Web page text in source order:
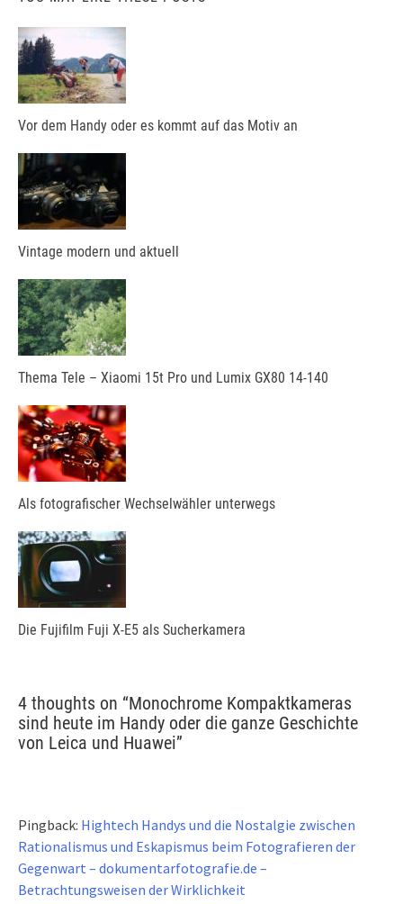
Vor dem Handy oder es kommt auf das Motiv an
Vintage modern und aktuell
Thema Tele – Xiaomi 15t Pro und Lumix GX80 14-140
Als fotografischer Wechselwähler unterwegs
Die Fujifilm Fuji X-E5 als Sucherkamera
4 thoughts on “Monochrome Kompaktkameras
sind heute im Handy oder die ganze Geschichte
von Leica und Huawei”
Pingback: Hightech Handys und die Nostalgie zwischen
Rationalismus und Eskapismus beim Fotografieren der
Gegenwart – dokumentarfotografie.de –
Betrachtungsweisen der Wirklichkeit